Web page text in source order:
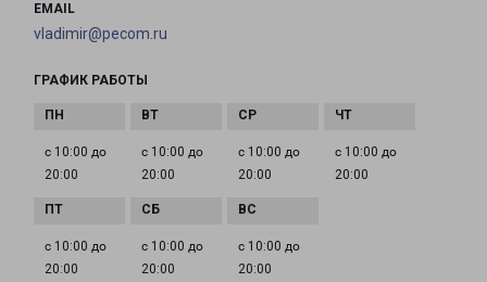
EMAIL
vladimir@pecom.ru
ГРАФИК РАБОТЫ
с 10:00 до
20:00
с 10:00 до
20:00
с 10:00 до
20:00
с 10:00 до
20:00
с 10:00 до
20:00
с 10:00 до
20:00
с 10:00 до
20:00